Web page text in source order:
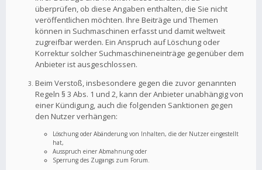
überprüfen, ob diese Angaben enthalten, die Sie nicht
veröffentlichen möchten. Ihre Beiträge und Themen
können in Suchmaschinen erfasst und damit weltweit
zugreifbar werden. Ein Anspruch auf Löschung oder
Korrektur solcher Suchmaschineneinträge gegenüber dem
Anbieter ist ausgeschlossen.
Beim Verstoß, insbesondere gegen die zuvor genannten
Regeln § 3 Abs. 1 und 2, kann der Anbieter unabhängig von
einer Kündigung, auch die folgenden Sanktionen gegen
den Nutzer verhängen:
Löschung oder Abänderung von Inhalten, die der Nutzer eingestellt
hat,
Ausspruch einer Abmahnung oder
Sperrung des Zugangs zum Forum.